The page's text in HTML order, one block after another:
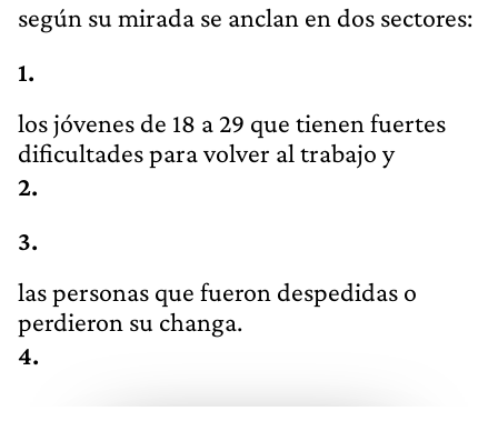
según su mirada se anclan en dos sectores:
los jóvenes de 18 a 29 que tienen fuertes
dificultades para volver al trabajo y
las personas que fueron despedidas o
perdieron su changa.